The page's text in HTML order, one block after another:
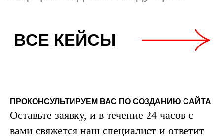
ПРОКОНСУЛЬТИРУЕМ ВАС ПО СОЗДАНИЮ САЙТА
Оставьте заявку, и в течение 24 часов с
вами свяжется наш специалист и ответит